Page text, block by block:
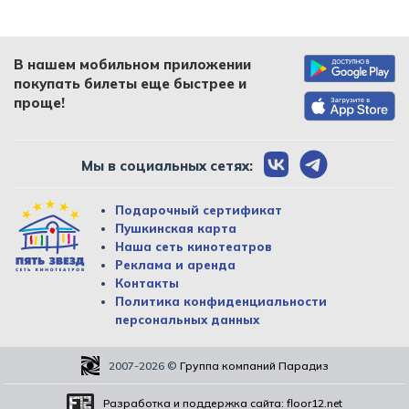
В нашем мобильном приложении
покупать билеты еще быстрее и
проще!
Мы в социальных сетях:
Подарочный сертификат
Пушкинская карта
Наша сеть кинотеатров
Реклама и аренда
Контакты
Политика конфиденциальности
персональных данных
2007-2026 © Группа компаний Парадиз
Разработка и поддержка сайта: floor12.net